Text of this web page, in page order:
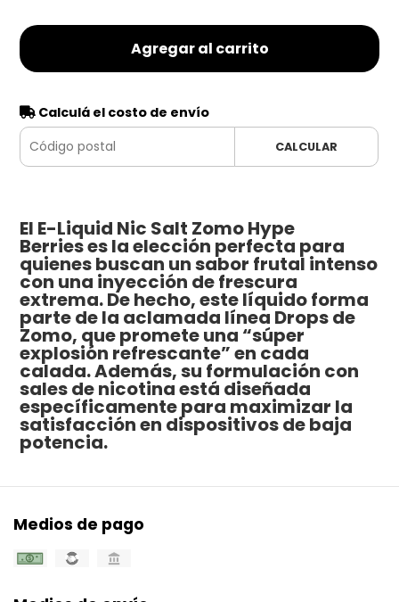
Agregar al carrito
Calculá el costo de envío
CALCULAR
El E-Liquid Nic Salt Zomo Hype
Berries es la elección perfecta para
quienes buscan un sabor frutal intenso
con una inyección de frescura
extrema. De hecho, este líquido forma
parte de la aclamada línea Drops de
Zomo, que promete una “súper
explosión refrescante” en cada
calada. Además, su formulación con
sales de nicotina está diseñada
específicamente para maximizar la
satisfacción en dispositivos de baja
potencia.
Medios de pago